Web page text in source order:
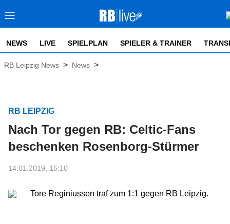
NEWS LIVE SPIELPLAN SPIELER & TRAINER
RB Leipzig News > News >
RB LEIPZIG
Nach Tor gegen RB: Celtic-Fans
beschenken Rosenborg-Stürmer
14.01.2019, 15:10